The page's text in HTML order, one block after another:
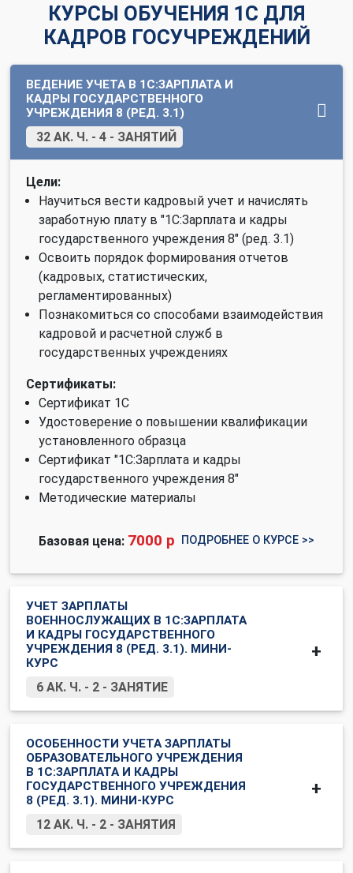
КУРСЫ ОБУЧЕНИЯ 1С ДЛЯ
КАДРОВ ГОСУЧРЕЖДЕНИЙ
ВЕДЕНИЕ УЧЕТА В 1С:ЗАРПЛАТА И
КАДРЫ ГОСУДАРСТВЕННОГО
УЧРЕЖДЕНИЯ 8 (РЕД. 3.1)
32 АК. Ч. - 4 - ЗАНЯТИЙ
Цели:
Научиться вести кадровый учет и начислять
заработную плату в "1С:Зарплата и кадры
государственного учреждения 8" (ред. 3.1)
Освоить порядок формирования отчетов
(кадровых, статистических,
регламентированных)
Познакомиться со способами взаимодействия
кадровой и расчетной служб в
государственных учреждениях
Сертификаты:
Сертификат 1С
Удостоверение о повышении квалификации
установленного образца
Сертификат "1С:Зарплата и кадры
государственного учреждения 8"
Методические материалы
Базовая цена: 7000 р ПОДРОБНЕЕ О КУРСЕ >>
УЧЕТ ЗАРПЛАТЫ
ВОЕННОСЛУЖАЩИХ В 1С:ЗАРПЛАТА
И КАДРЫ ГОСУДАРСТВЕННОГО
УЧРЕЖДЕНИЯ 8 (РЕД. 3.1). МИНИ-
КУРС
6 АК. Ч. - 2 - ЗАНЯТИЕ
ОСОБЕННОСТИ УЧЕТА ЗАРПЛАТЫ
ОБРАЗОВАТЕЛЬНОГО УЧРЕЖДЕНИЯ
В 1С:ЗАРПЛАТА И КАДРЫ
ГОСУДАРСТВЕННОГО УЧРЕЖДЕНИЯ
8 (РЕД. 3.1). МИНИ-КУРС
12 АК. Ч. - 2 - ЗАНЯТИЯ